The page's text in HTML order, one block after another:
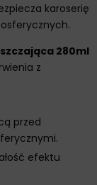
karoserię
280ml
z
przed
efektu